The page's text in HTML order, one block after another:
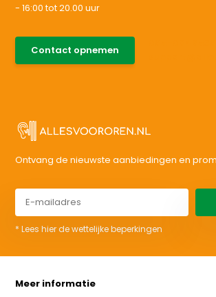
- 16:00 tot 20.00 uur
Contact opnemen
Ontvang de nieuwste aanbiedingen en
* Lees hier de wettelijke beperkingen
Meer informatie